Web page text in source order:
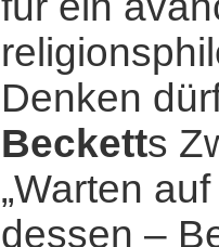
Denken
Becketts
„Warten
dessen ‒